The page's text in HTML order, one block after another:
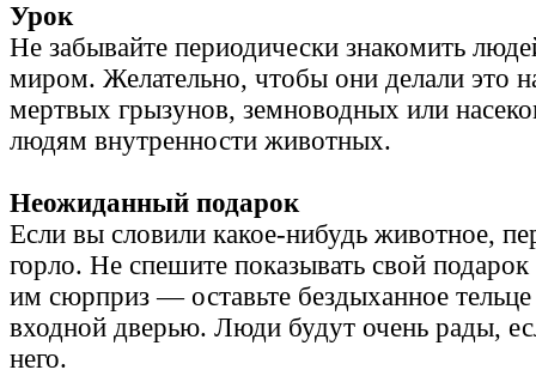
Урок
Не забывайте периодически знакомить
миром. Желательно, чтобы они делали это
мертвых грызунов, земноводных или
людям внутренности животных.
Неожиданный подарок
Если вы словили какое-нибудь животное,
горло. Не спешите показывать свой
им сюрприз — оставьте бездыханное
входной дверью. Люди будут очень рады,
него.